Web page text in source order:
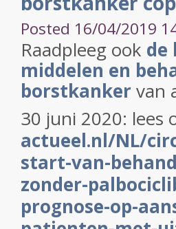
Posted 16/04/2019
Raadpleeg ook de
middelen en
borstkankervan
30 juni 2020: lees
actueel.nl/NL/
start-van-
zonder-
prognose-op-